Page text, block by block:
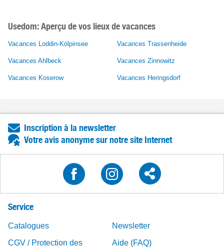
Usedom: Aperçu de vos lieux de vacances
Vacances Loddin-Kölpinsee Vacances Trassenheide
Vacances Ahlbeck Vacances Zinnowitz
Vacances Koserow Vacances Heringsdorf
Inscription à la newsletter
Votre avis anonyme sur notre site Internet
Service
Catalogues
Newsletter
CGV / Protection des
Aide (FAQ)